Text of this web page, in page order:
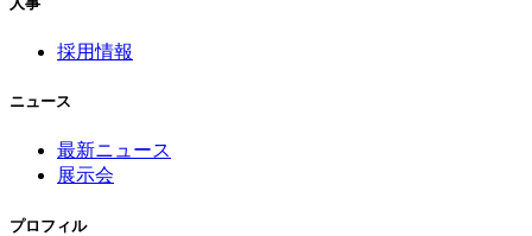
採用情報
ニュース
最新ニュース
展示会
プロフィル